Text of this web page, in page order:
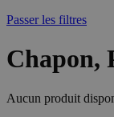
Passer les filtres
Chapon,
Aucun produit